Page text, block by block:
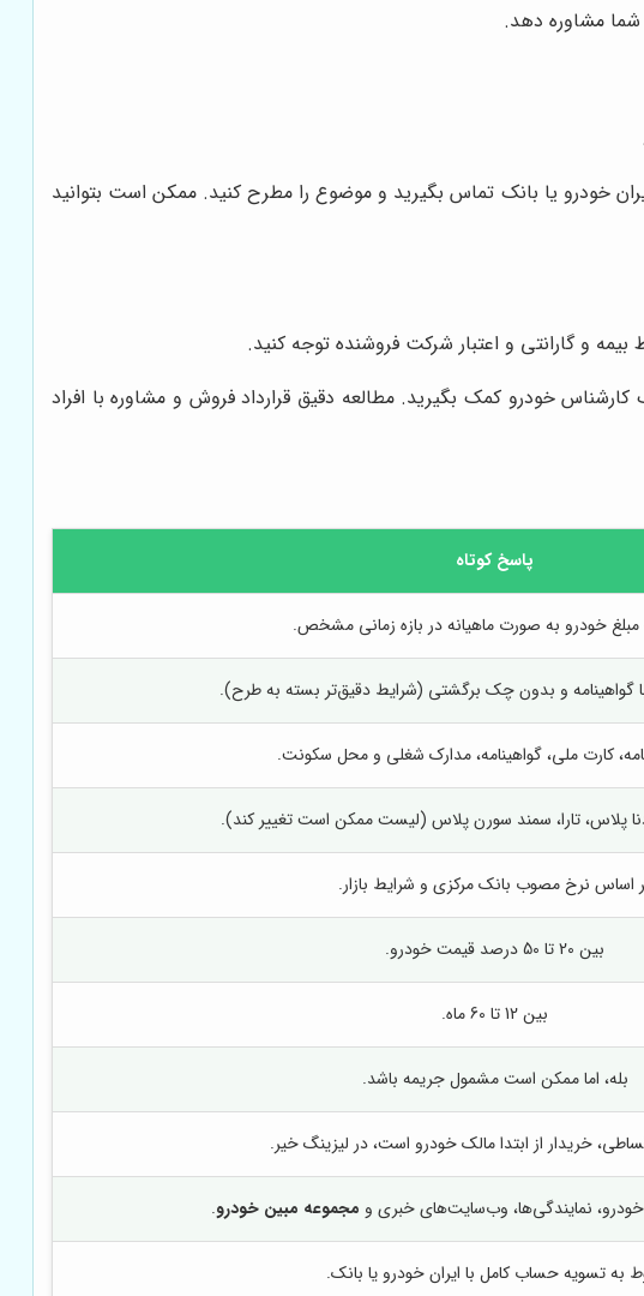
شما مشاوره دهد.
خودرو یا بانک تماس بگیرید و موضوع را مطرح کنید. ممکن است بتوانید
و گارانتی و اعتبار شرکت فروشنده توجه کنید.
خودرو کمک بگیرید. مطالعه دقیق قرارداد فروش و مشاوره با افراد
پاسخ کوتاه
خودرو به صورت ماهیانه در بازه زمانی مشخص.
کارت ملی، گواهینامه، مدارک شغلی و محل سکونت.
اساس نرخ مصوب بانک مرکزی و شرایط بازار.
بین 20 تا 50 درصد قیمت خودرو.
بین 12 تا 60 ماه.
بله، اما ممکن است مشمول جریمه باشد.
خریدار از ابتدا مالک خودرو است، در لیزینگ خیر.
نمایندگی‌ها، وب‌سایت‌های خبری و مجموعه مبین خودرو.
به تسویه حساب کامل با ایران خودرو یا بانک.